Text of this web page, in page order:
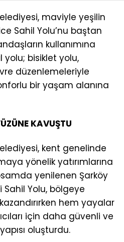
maviyle yeşilin
Sahil Yolu’nu baştan
kullanımına
yolu; bisiklet yolu,
düzenlemeleriyle
bir yaşam alanına
KAVUŞTU
kent genelinde
yönelik yatırımlarına
yenilenen Şarköy
Sahil Yolu, bölgeye
hem yayalar
için daha güvenli ve
oluşturdu.